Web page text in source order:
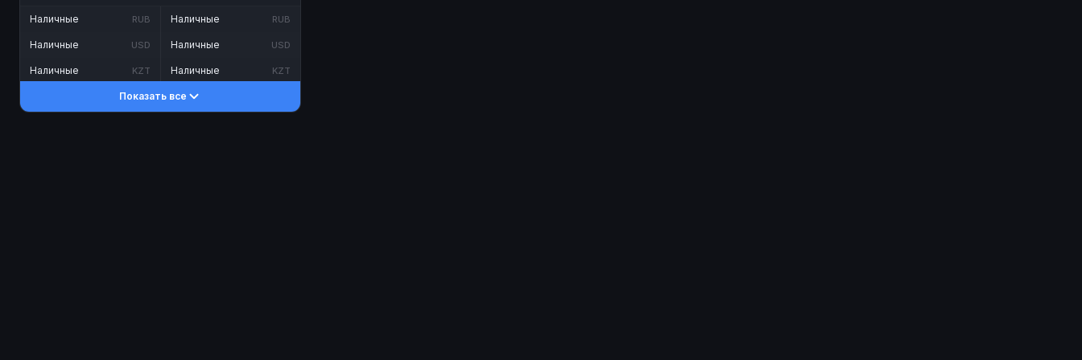
Наличные RUB
Наличные USD
Наличные KZT
Наличные RUB
Наличные USD
Наличные KZT
Показать все